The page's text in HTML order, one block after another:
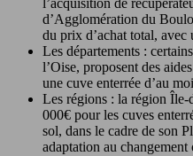
l’acquisition de
d’Agglomération du
du prix d’achat total,
Les départements :
l’Oise, proposent des
une cuve enterrée d’au
Les régions : la région Île-
000€ pour les cuves
sol, dans le cadre de son
adaptation au changement